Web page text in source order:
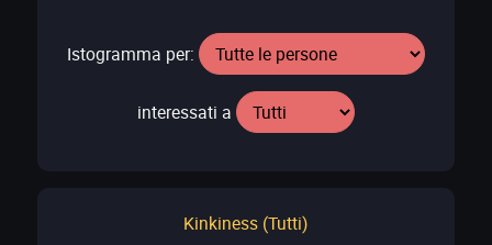
Istogramma per:
interessati a
Kinkiness (Tutti)